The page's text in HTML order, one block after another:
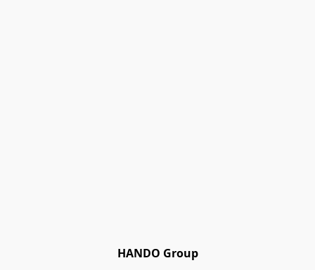
HANDO Group